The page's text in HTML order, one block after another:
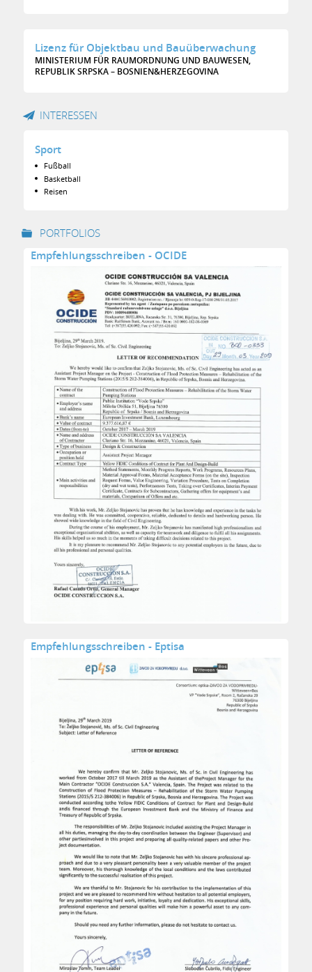
Lizenz für Objektbau und Bauüberwachung
MINISTERIUM FÜR RAUMORDNUNG UND BAUWESEN,
REPUBLIK SRPSKA – BOSNIEN&HERZEGOVINA
INTERESSEN
Sport
Fußball
Basketball
Reisen
PORTFOLIOS
Empfehlungsschreiben - OCIDE
Empfehlungsschreiben - Eptisa